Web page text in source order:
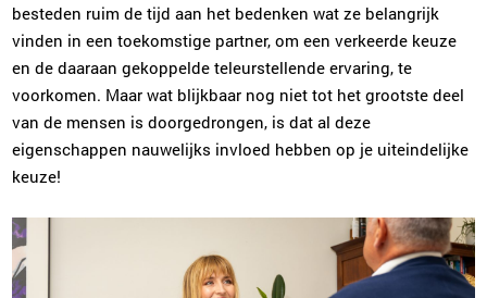
besteden ruim de tijd aan het bedenken wat ze belangrijk
vinden in een toekomstige partner, om een verkeerde keuze
en de daaraan gekoppelde teleurstellende ervaring, te
voorkomen. Maar wat blijkbaar nog niet tot het grootste deel
van de mensen is doorgedrongen, is dat al deze
eigenschappen nauwelijks invloed hebben op je uiteindelijke
keuze!